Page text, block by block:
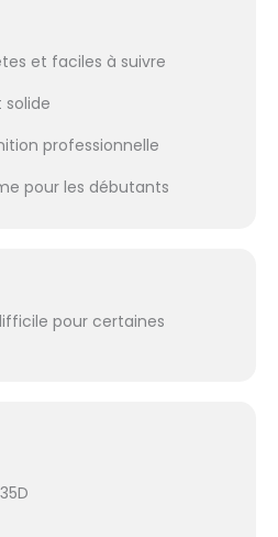
et faciles à suivre
professionnelle
pour les débutants
pour certaines